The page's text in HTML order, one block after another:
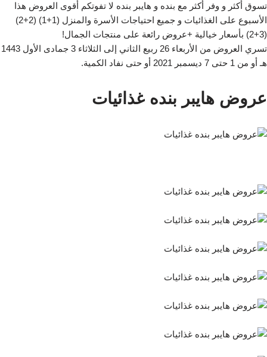
تسوق أكثر و وفر أكثر مع بنده و هايبر بنده لا تفوتكم أقوى العروض هذا
الأسبوع على الغذائيات و جميع احتياجات الأسرة والمنزل (1+1) (2+2)
(3+2) بأسعار خيالية +عروض رائعة على منتجات الجمال!
تسري العروض من الأربعاء 26 ربيع الثاني إلى الثلاثاء 3 جمادى الأول 1443
هـ أو من 1 حتى 7 ديسمبر 2021 أو حتى نفاد الكمية.
عروض هايبر بنده غذائيات